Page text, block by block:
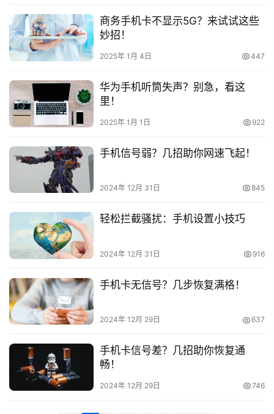
业
资
讯
流
量
卡
荐
码
认
增
业
务
登录 注册
投稿
商务手机卡不显示5G？来试试这些
妙招！
2025年 1月 4日 447
华为手机听筒失声？别急，看这
里！
2025年 1月 1日 922
手机信号弱？几招助你网速飞起！
2024年 12月 31日 845
轻松拦截骚扰：手机设置小技巧
2024年 12月 31日 916
手机卡无信号？几步恢复满格！
2024年 12月 29日 637
手机卡信号差？几招助你恢复通
畅！
2024年 12月 29日 746